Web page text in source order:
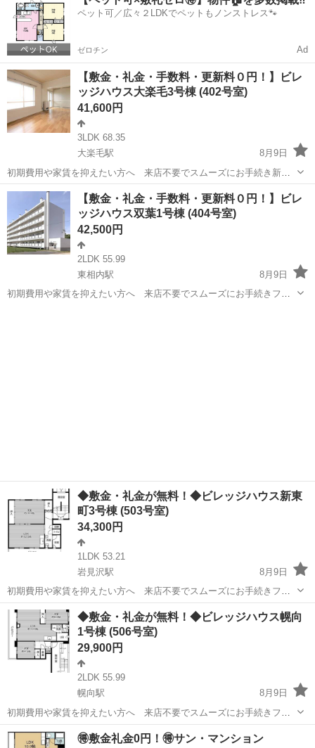
ペット可／広々２LDKでペットもノンストレス🐾
ゼロチン Ad
【敷金・礼金・手数料・更新料０円！】ビレ
ッジハウス大楽毛3号棟 (402号室)
41,600円
3LDK 68.35
大楽毛駅
8月9日
初期費用や家賃を抑えたい方へ 来店不要でスムーズにお手続き新規
入居限定！最大3万円引越サポートあり！敷金・礼金・更新料・鍵交換
手数料0円！※契約内容や審査の結果、敷金をお預かりする場合がござ
います。よしの幼稚園 徒歩17分\...
北海道 釧路市 大楽毛駅 アパート 物件
【敷金・礼金・手数料・更新料０円！】ビレ
ッジハウス双葉1号棟 (404号室)
42,500円
2LDK 55.99
東相内駅
8月9日
初期費用や家賃を抑えたい方へ 来店不要でスムーズにお手続きフリ
◆敷金・礼金が無料！◆ビレッジハウス新東
町3号棟 (503号室)
34,300円
1LDK 53.21
岩見沢駅
8月9日
初期費用や家賃を抑えたい方へ 来店不要でスムーズにお手続きフリ
ーレント1ヶ月＋最大3万円引越サポートあり！敷金・礼金・更新料・
鍵交換手数料0円！※契約内容や審査の結果、敷金をお預かりする場合
がございます。東保育園 徒歩5分\...
北海道 岩見沢市 岩見沢駅 アパート 徒歩
◆敷金・礼金が無料！◆ビレッジハウス幌向
1号棟 (506号室)
29,900円
2LDK 55.99
幌向駅
8月9日
初期費用や家賃を抑えたい方へ 来店不要でスムーズにお手続きフリ
ーレント1ヶ月＋最大3万円引越サポートあり！敷金・礼金・更新料・
鍵交換手数料0円！※契約内容や審査の結果、敷金をお預かりする場合
北海道 岩見沢市 幌向駅 アパート
🉐敷金礼金0円！🉐サン・マンション